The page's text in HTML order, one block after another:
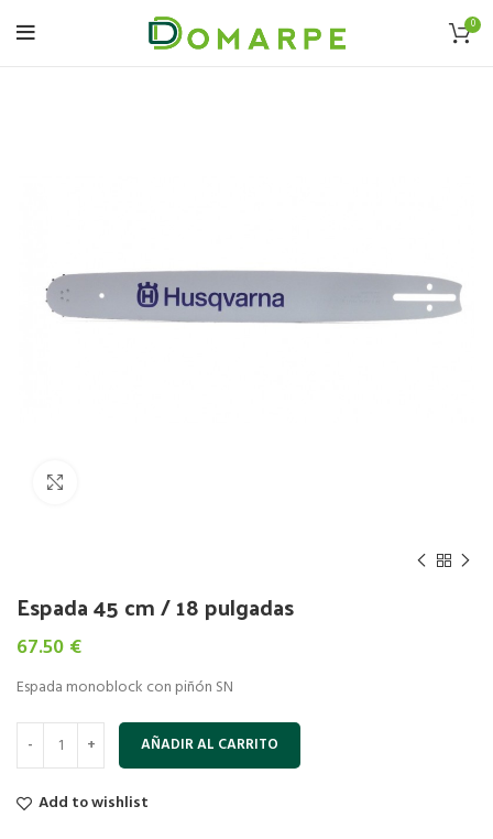
0
Espada 45 cm / 18 pulgadas
67.50 €
Espada monoblock con piñón SN
AÑADIR AL CARRITO
Add to wishlist